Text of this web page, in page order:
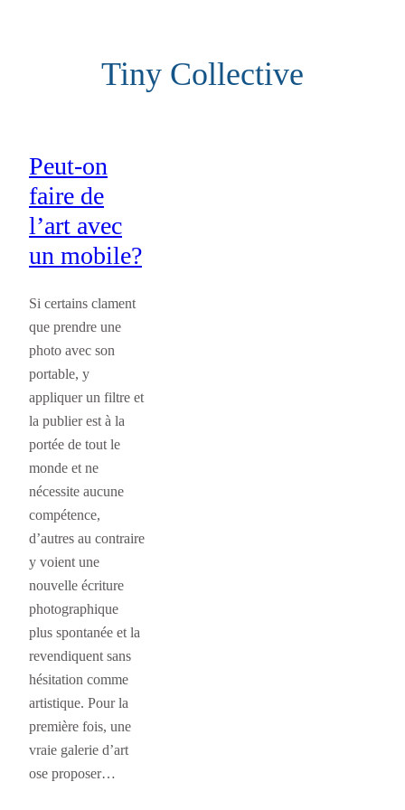
Tiny Collective
Peut-on
faire de
l’art avec
un mobile?
Si certains clament
que prendre une
photo avec son
portable, y
appliquer un filtre et
la publier est à la
portée de tout le
monde et ne
nécessite aucune
compétence,
d’autres au contraire
y voient une
nouvelle écriture
photographique
plus spontanée et la
revendiquent sans
hésitation comme
artistique. Pour la
première fois, une
vraie galerie d’art
ose proposer…